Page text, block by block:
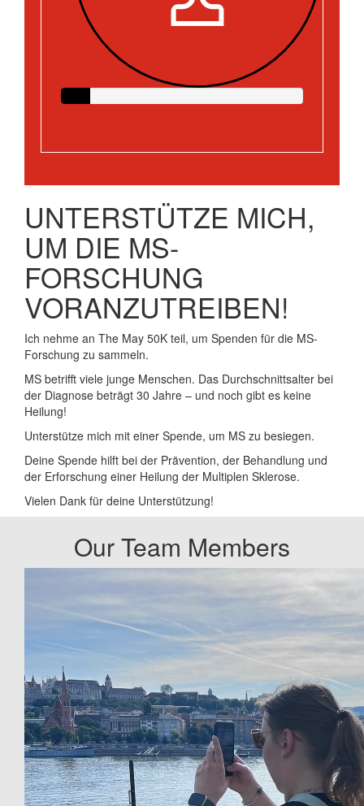
UNTERSTÜTZE MICH,
UM DIE MS-
FORSCHUNG
VORANZUTREIBEN!
Ich nehme an The May 50K teil, um Spenden für die MS-
Forschung zu sammeln.
MS betrifft viele junge Menschen. Das Durchschnittsalter bei
der Diagnose beträgt 30 Jahre – und noch gibt es keine
Heilung!
Unterstütze mich mit einer Spende, um MS zu besiegen.
Deine Spende hilft bei der Prävention, der Behandlung und
der Erforschung einer Heilung der Multiplen Sklerose.
Vielen Dank für deine Unterstützung!
Our Team Members